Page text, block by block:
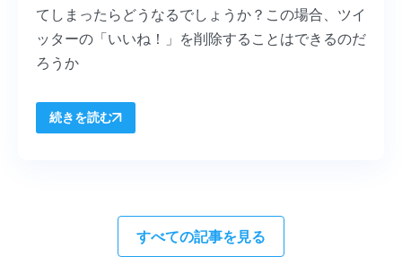
てしまったらどうなるでしょうか？この場合、ツイ
ッターの「いいね！」を削除することはできるのだ
ろうか
続きを読む
すべての記事を見る